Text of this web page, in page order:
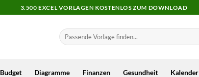
3.500 EXCEL VORLAGEN KOSTENLOS ZUM DOWNLOAD
Budget Diagramme Finanzen Gesundheit Kalender